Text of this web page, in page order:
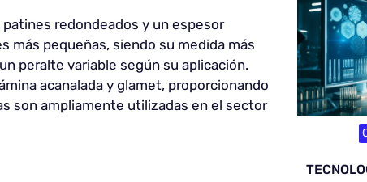
redondeados y un espesor
más pequeñas, siendo su medida más
peralte variable según su aplicación.
acanalada y glamet, proporcionando
son ampliamente utilizadas en el sector